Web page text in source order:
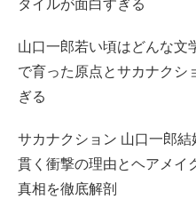
タイルが面白すぎる
山口一郎若い頃はどんな文
で育った原点とサカナクシ
ぎる
サカナクション 山口一郎
貫く衝撃の理由とヘアメイ
真相を徹底解剖